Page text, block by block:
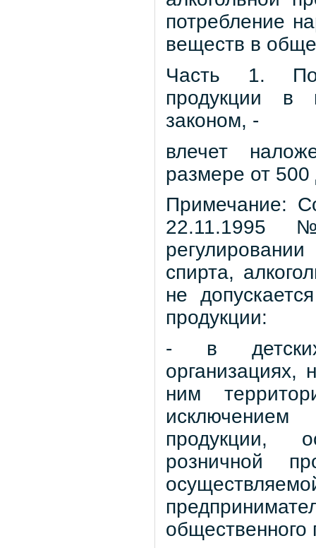
потребление
веществ в
Часть 1.
продукции в
законом, -
влечет
размере от
Примечание:
22.11.1995
спирта,
не
продукции:
- в детских,
организациях,
ним
продукции,
розничной
общественного